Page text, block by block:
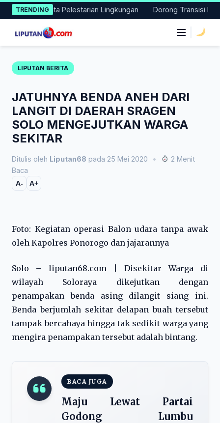
Skip
to
content
TRENDING
Nyata Pelestarian Lingkungan Dorong Transisi Energi di
LIPUTAN BERITA
JATUHNYA BENDA ANEH DARI
LANGIT DI DAERAH SRAGEN
SOLO MENGEJUTKAN WARGA
SEKITAR
Ditulis oleh Liputan68 pada 25 Mei 2020 •
2 Menit
Baca
A- A+
Foto: Kegiatan operasi Balon udara tanpa awak
oleh Kapolres Ponorogo dan jajarannya
Solo – liputan68.com | Disekitar Warga di
wilayah Soloraya dikejutkan dengan
penampakan benda asing dilangit siang ini.
Benda berjumlah sekitar delapan buah tersebut
tampak bercahaya hingga tak sedikit warga yang
mengira penampakan tersebut adalah bintang.
BACA JUGA
Maju Lewat Partai
Godong Lumbu